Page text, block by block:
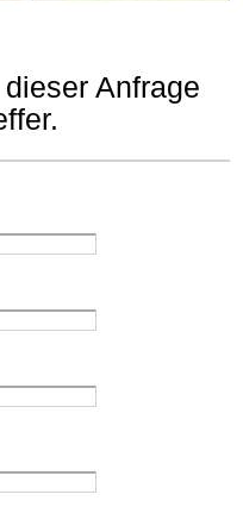
Anfrage